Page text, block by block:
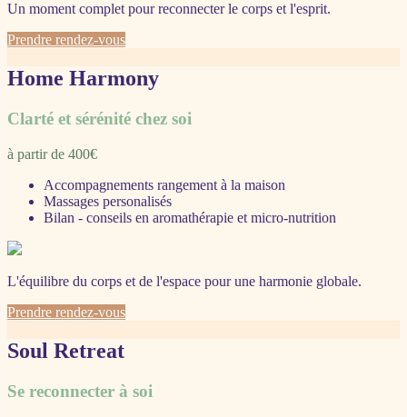
Un moment complet pour reconnecter le corps et l'esprit.
Prendre rendez-vous
Home Harmony
Clarté et sérénité chez soi
à partir de 400€
Accompagnements rangement à la maison
Massages personalisés
Bilan - conseils en aromathérapie et micro-nutrition
L'équilibre du corps et de l'espace pour une harmonie globale.
Prendre rendez-vous
Soul Retreat
Se reconnecter à soi